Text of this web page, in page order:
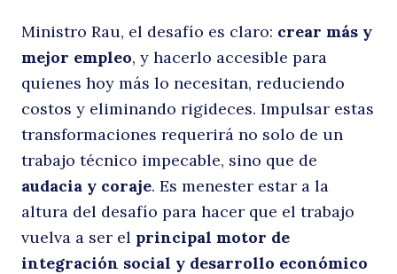
Ministro Rau, el desafío es claro: crear más y
mejor empleo, y hacerlo accesible para
quienes hoy más lo necesitan, reduciendo
costos y eliminando rigideces. Impulsar estas
transformaciones requerirá no solo de un
trabajo técnico impecable, sino que de
audacia y coraje. Es menester estar a la
altura del desafío para hacer que el trabajo
vuelva a ser el principal motor de
integración social y desarrollo económico